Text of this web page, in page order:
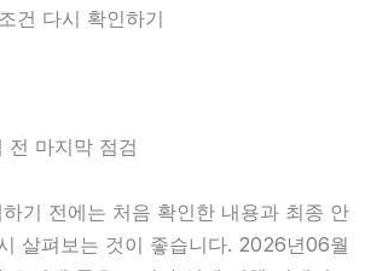
건 다시 확인하기
전 마지막 점검
기 전에는 처음 확인한 내용과 최종 안
살펴보는 것이 좋습니다. 2026년06월